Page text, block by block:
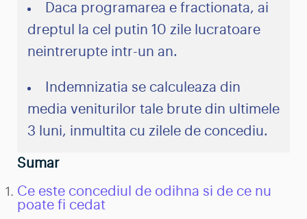
Daca programarea e fractionata, ai
dreptul la cel putin 10 zile lucratoare
neintrerupte intr-un an.
Indemnizatia se calculeaza din
media veniturilor tale brute din ultimele
3 luni, inmultita cu zilele de concediu.
Ce este concediul de odihna si de ce nu
poate fi cedat